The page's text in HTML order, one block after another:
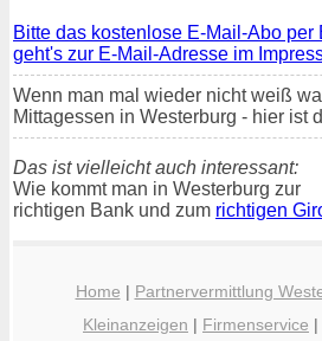
Bitte das kostenlose E-Mail-Abo
geht's zur E-Mail-Adresse im
Wenn man mal wieder nicht weiß
Mittagessen in Westerburg - hier ist
Das ist vielleicht auch interessant:
Wie kommt man in Westerburg zur
richtigen Bank und zum richtigen
Home | Partnervermittlung
Kleinanzeigen | Firmenservice |